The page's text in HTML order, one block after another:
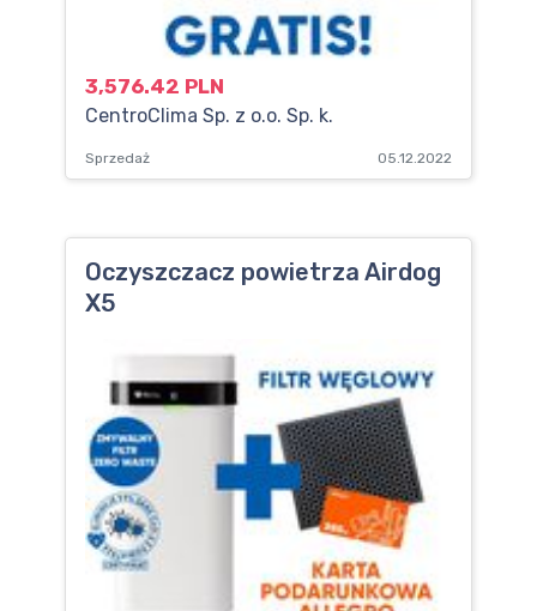
3,576.42 PLN
CentroClima Sp. z o.o. Sp. k.
Sprzedaż 05.12.2022
Oczyszczacz powietrza Airdog
X5